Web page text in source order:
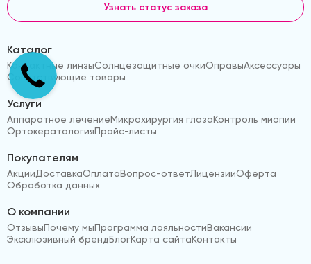
Узнать статус заказа
Каталог
Контактные линзыСолнцезащитные очкиОправыАксессуары
Сопутствующие товары
Услуги
Аппаратное лечениеМикрохирургия глазаКонтроль миопии
ОртокератологияПрайс-листы
Покупателям
АкцииДоставкаОплатаВопрос-ответЛицензииОферта
Обработка данных
О компании
ОтзывыПочему мыПрограмма лояльностиВакансии
Эксклюзивный брендБлогКарта сайтаКонтакты